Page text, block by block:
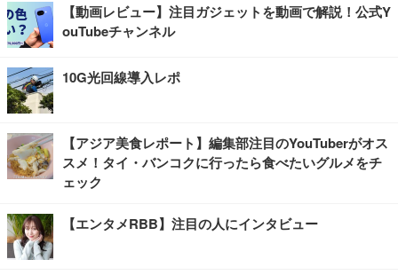
【動画レビュー】注目ガジェットを動画で解説！公式Y
ouTubeチャンネル
10G光回線導入レポ
【アジア美食レポート】編集部注目のYouTuberがオス
スメ！タイ・バンコクに行ったら食べたいグルメをチ
ェック
【エンタメRBB】注目の人にインタビュー